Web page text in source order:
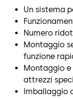
Un sistema
Numero
Montaggio
funzione
Montaggio e
attrezzi
Imballaggio